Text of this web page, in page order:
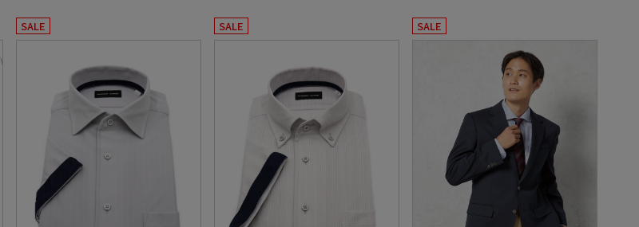
SALE SALE SALE